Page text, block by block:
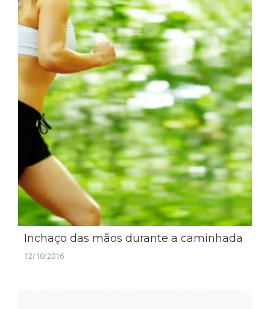
Inchaço das mãos durante a caminhada
12/10/2016